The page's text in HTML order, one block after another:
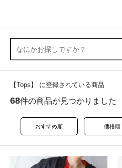
【Tops】 に登録されている商品
68件の商品が見つかりました
おすすめ順 価格順